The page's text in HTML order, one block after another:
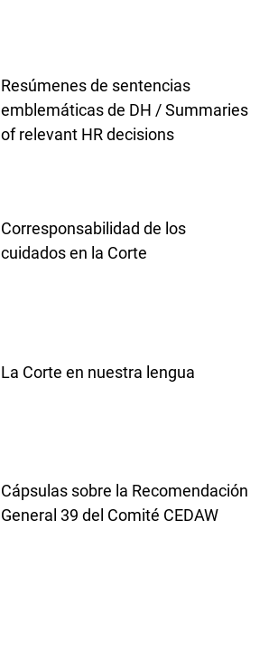
Resúmenes de sentencias
emblemáticas de DH / Summaries
of relevant HR decisions
Corresponsabilidad de los
cuidados en la Corte
La Corte en nuestra lengua
Cápsulas sobre la Recomendación
General 39 del Comité CEDAW